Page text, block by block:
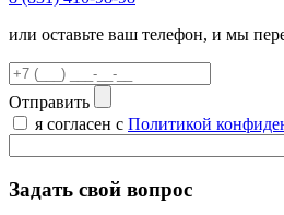
или оставьте ваш телефон, и мы
Отправить
я согласен с Политикой
Задать свой вопрос